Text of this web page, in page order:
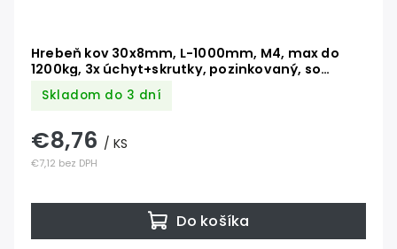
Hrebeň kov 30x8mm, L-1000mm, M4, max do
1200kg, 3x úchyt+skrutky, pozinkovaný, so
zámkom
Skladom do 3 dní
€7,12 bez DPH
€8,76 / KS
Do košíka